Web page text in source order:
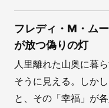
フレディ・M・ム
が放つ偽りの灯
人里離れた山奥に暮
そうに見える。しか
と、その「幸福」が